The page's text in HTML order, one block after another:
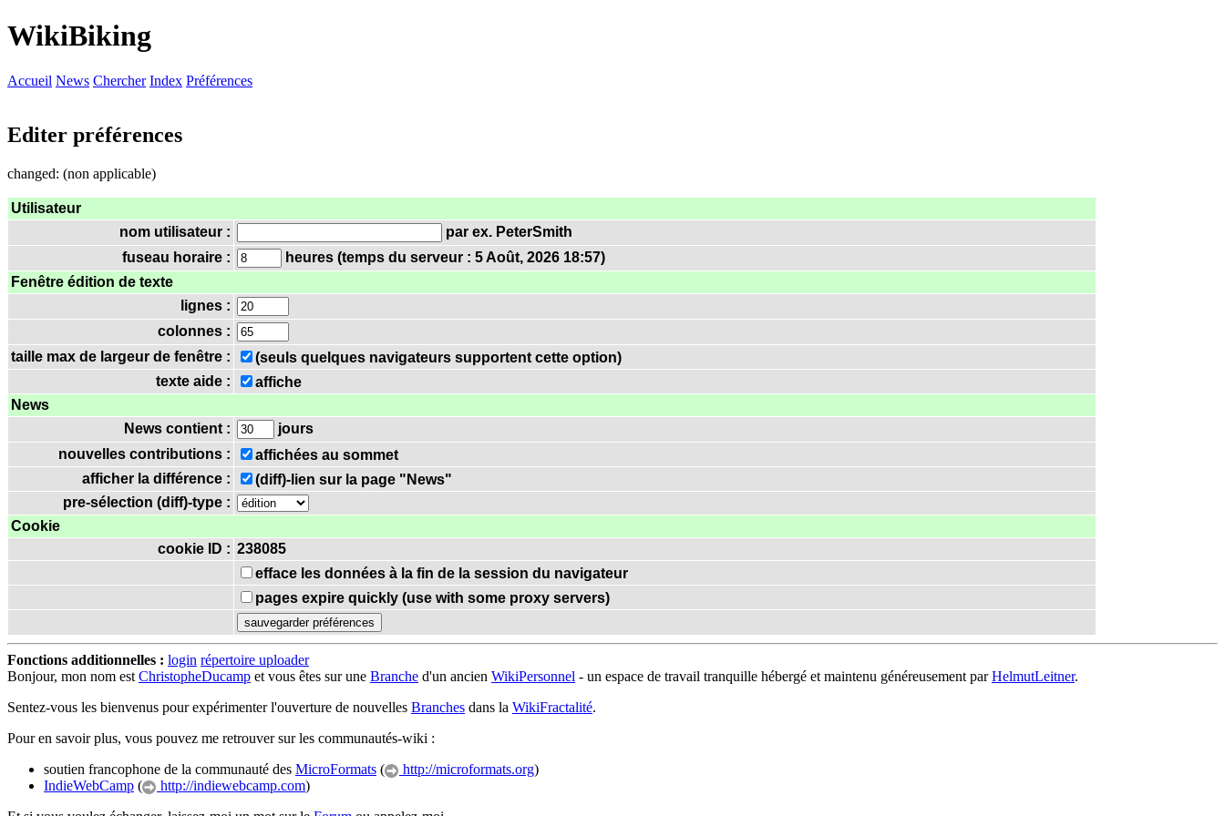
WikiBiking
Accueil News Chercher Index Préférences
Editer préférences
changed: (non applicable)
Utilisateur
nom utilisateur :
par ex. PeterSmith
fuseau horaire :
heures (temps du serveur : 5 Août, 2026 18:57)
Fenêtre édition de texte
lignes :
colonnes :
taille max de largeur de fenêtre :
(seuls quelques navigateurs supportent cette option)
texte aide :
affiche
News
News contient :
jours
nouvelles contributions :
affichées au sommet
afficher la différence :
(diff)-lien sur la page "News"
pre-sélection (diff)-type :
Cookie
cookie ID : 238085
efface les données à la fin de la session du navigateur
pages expire quickly (use with some proxy servers)
Fonctions additionnelles : login répertoire uploader
Bonjour, mon nom est ChristopheDucamp et vous êtes sur une Branche d'un ancien WikiPersonnel - un espace de travail tranquille hébergé et maintenu généreusement parHelmutLeitner.
Sentez-vous les bienvenus pour expérimenter l'ouverture de nouvelles Branches dans la WikiFractalité.
Pour en savoir plus, vous pouvez me retrouver sur les communautés-wiki :
soutien francophone de la communauté des MicroFormats ( http://microformats.org)
IndieWebCamp ( http://indiewebcamp.com)